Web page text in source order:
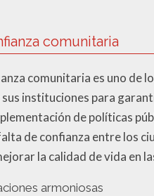
comunitaria
comunitaria es uno de
instituciones para
de políticas
de confianza entre los
la calidad de vida en
armoniosas